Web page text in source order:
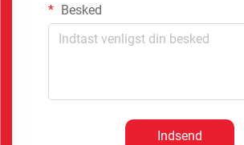
Besked
Indsend